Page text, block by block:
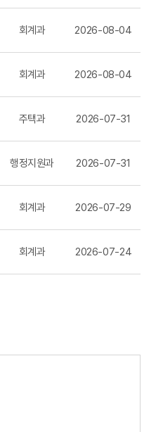
회계과 2026-08-04
회계과 2026-08-04
주택과 2026-07-31
행정지원과 2026-07-31
회계과 2026-07-29
회계과 2026-07-24